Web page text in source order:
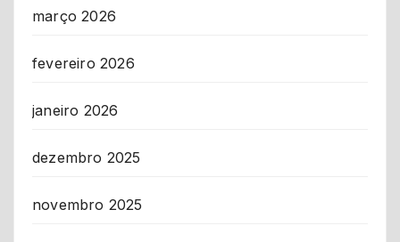
março 2026
fevereiro 2026
janeiro 2026
dezembro 2025
novembro 2025